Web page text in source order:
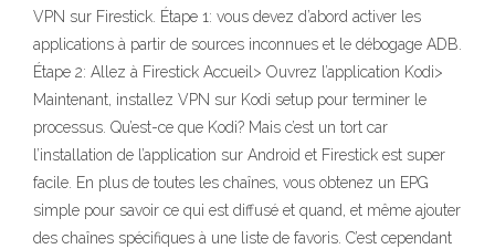
VPN sur Firestick. Étape 1: vous devez d’abord activer les
applications à partir de sources inconnues et le débogage ADB.
Étape 2: Allez à Firestick Accueil> Ouvrez l’application Kodi>
Maintenant, installez VPN sur Kodi setup pour terminer le
processus. Qu’est-ce que Kodi? Mais c’est un tort car
l’installation de l’application sur Android et Firestick est super
facile. En plus de toutes les chaînes, vous obtenez un EPG
simple pour savoir ce qui est diffusé et quand, et même ajouter
des chaînes spécifiques à une liste de favoris. C’est cependant